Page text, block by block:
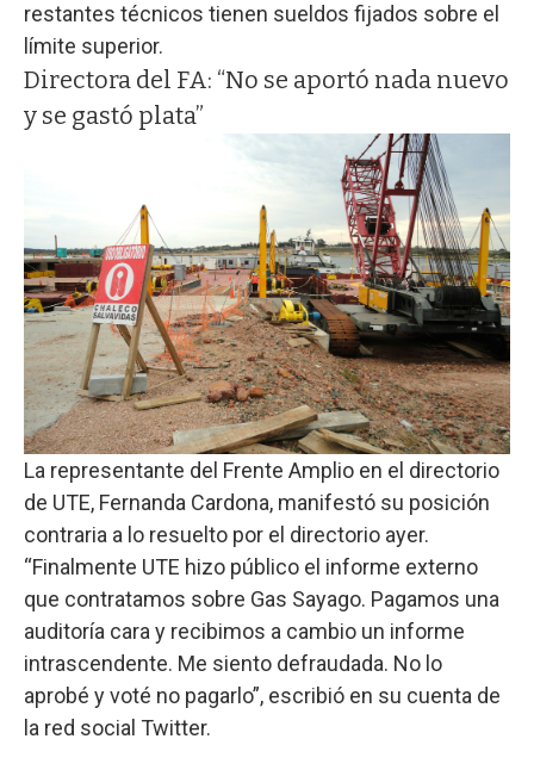
restantes técnicos tienen sueldos fijados sobre el
límite superior.
Directora del FA: “No se aportó nada nuevo
y se gastó plata”
La representante del Frente Amplio en el directorio
de UTE, Fernanda Cardona, manifestó su posición
contraria a lo resuelto por el directorio ayer.
“Finalmente UTE hizo público el informe externo
que contratamos sobre Gas Sayago. Pagamos una
auditoría cara y recibimos a cambio un informe
intrascendente. Me siento defraudada. No lo
aprobé y voté no pagarlo”, escribió en su cuenta de
la red social Twitter.